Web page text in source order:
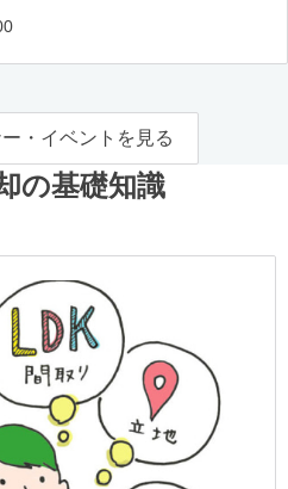
・イベントを見る
の基礎知識